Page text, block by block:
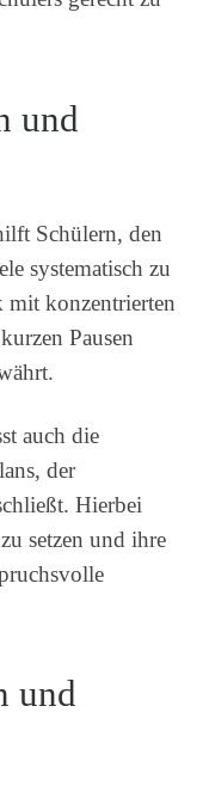
und
Schülern, den
systematisch zu
mit konzentrierten
Pausen
auch die
der
Hierbei
setzen und ihre
und